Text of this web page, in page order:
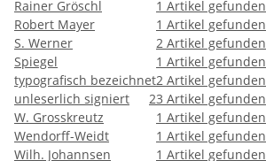
Rainer Gröschl
1 Artikel gefunden
Robert Mayer
1 Artikel gefunden
S. Werner
2 Artikel gefunden
Spiegel
1 Artikel gefunden
typografisch bezeichnet2 Artikel gefunden
unleserlich signiert
23 Artikel gefunden
W. Grosskreutz
1 Artikel gefunden
Wendorff-Weidt
1 Artikel gefunden
Wilh. Johannsen
1 Artikel gefunden